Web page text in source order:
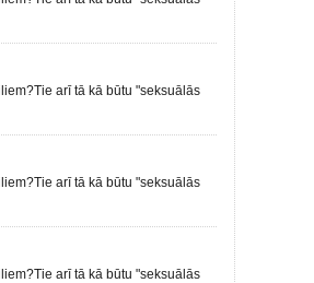
arī tā kā būtu "seksuālās
arī tā kā būtu "seksuālās
arī tā kā būtu "seksuālās